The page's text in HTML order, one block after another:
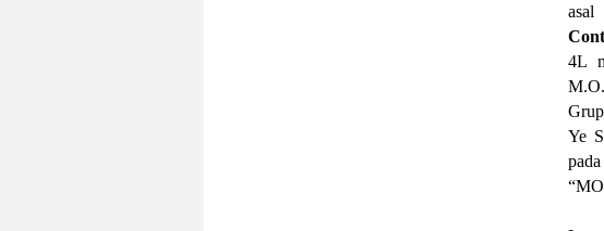
4L
Ye